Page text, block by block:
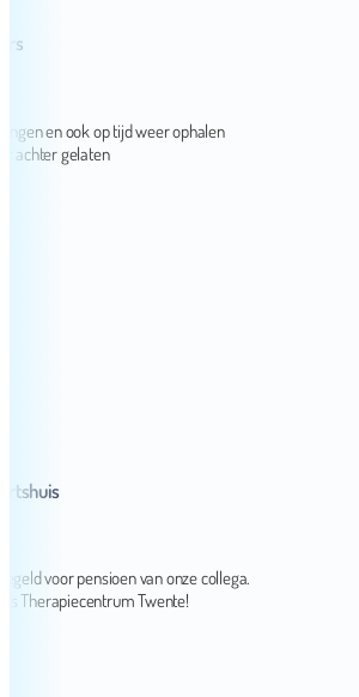
en ook op tijd weer ophalen
gelaten
voor pensioen van onze collega.
Twente!